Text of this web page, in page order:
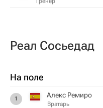
Реал Сосьедад
На поле
1 Алекс Ремиро
Вратарь